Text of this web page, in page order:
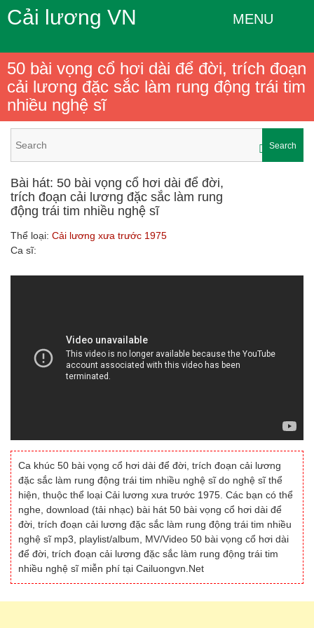
Cải lương VN MENU
50 bài vọng cổ hơi dài để đời, trích đoạn
cải lương đặc sắc làm rung động trái tim
nhiều nghệ sĩ
Search
Bài hát: 50 bài vọng cổ hơi dài để đời,
trích đoạn cải lương đặc sắc làm rung
động trái tim nhiều nghệ sĩ
Thể loại: Cải lương xưa trước 1975
Ca sĩ:
Ca khúc 50 bài vọng cổ hơi dài để đời, trích đoạn cải lương
đặc sắc làm rung động trái tim nhiều nghệ sĩ do nghệ sĩ thể
hiện, thuộc thể loại Cải lương xưa trước 1975. Các bạn có thể
nghe, download (tải nhạc) bài hát 50 bài vọng cổ hơi dài để
đời, trích đoạn cải lương đặc sắc làm rung động trái tim nhiều
nghệ sĩ mp3, playlist/album, MV/Video 50 bài vọng cổ hơi dài
để đời, trích đoạn cải lương đặc sắc làm rung động trái tim
nhiều nghệ sĩ miễn phí tại Cailuongvn.Net